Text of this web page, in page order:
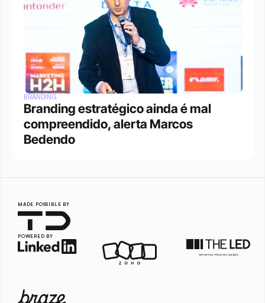
BRANDING
Branding estratégico ainda é mal
compreendido, alerta Marcos
Bedendo
MADE POSSIBLE BY
POWERED BY